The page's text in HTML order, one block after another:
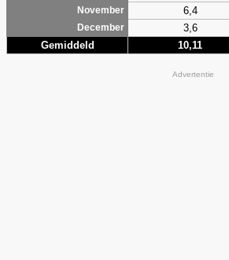
November
6,4
December
3,6
Gemiddeld 10,11
Advertentie